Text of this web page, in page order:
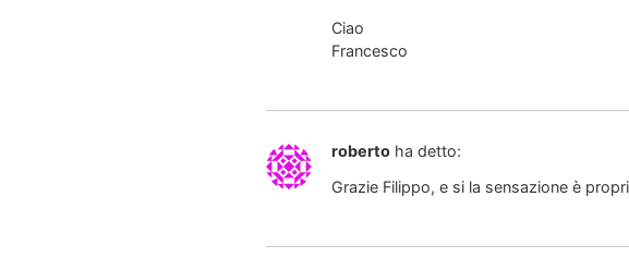
Ciao
Francesco
roberto ha detto:
Grazie Filippo, e si la sensazione è